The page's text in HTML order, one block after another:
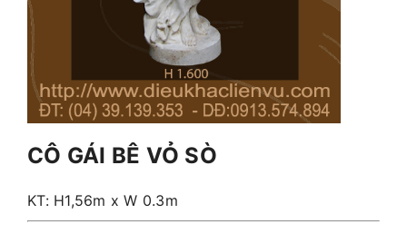
CÔ GÁI BÊ VỎ SÒ
KT: H1,56m x W 0.3m